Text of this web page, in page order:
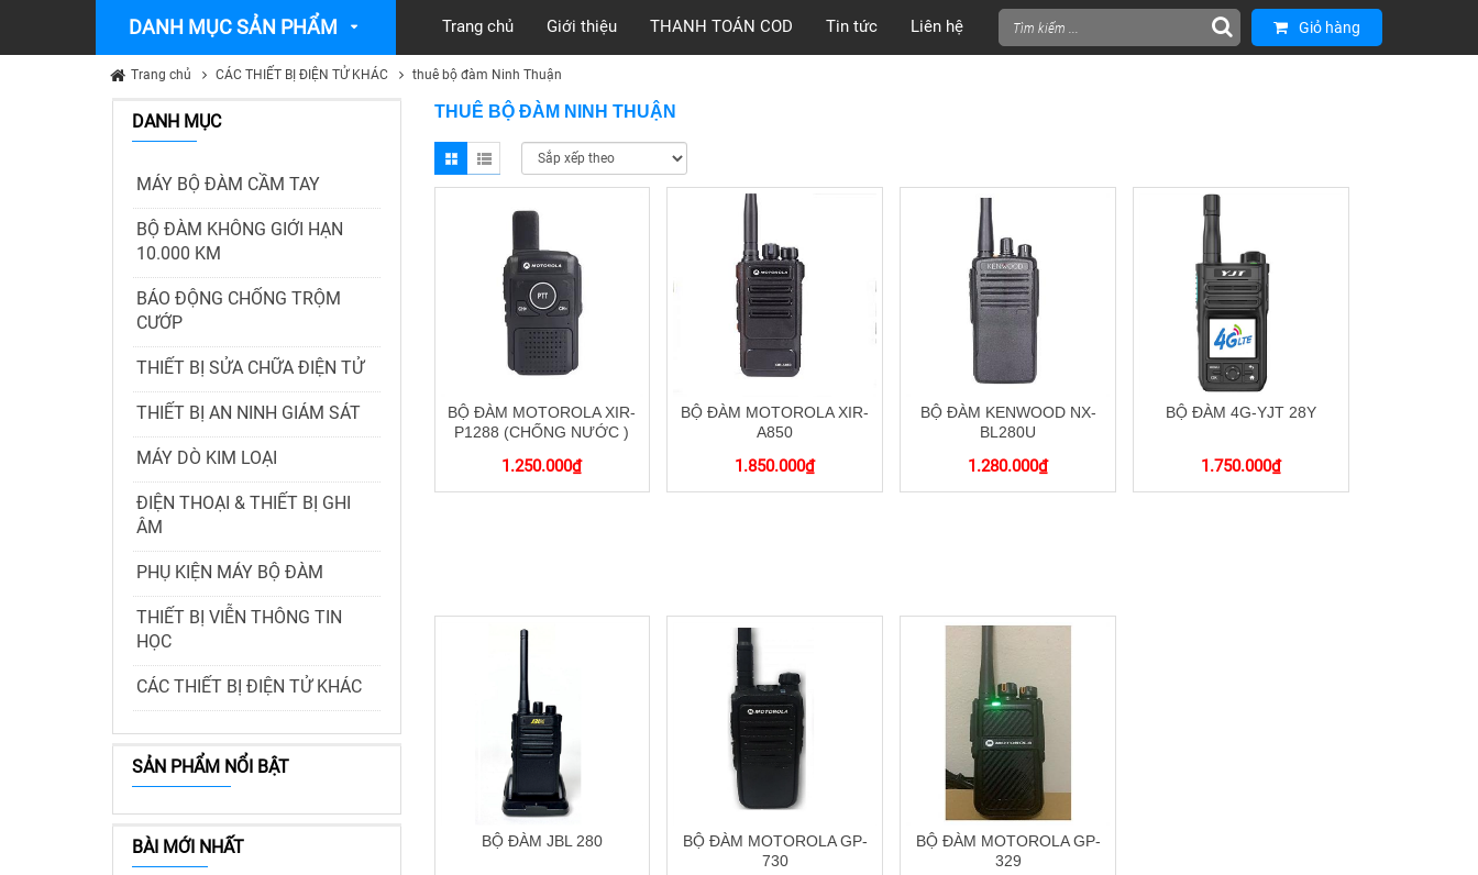
DANH MỤC SẢN PHẨM Trang chủ Giới thiệu THANH TOÁN COD Tin tức Liên hệ Giỏ hàng
Trang chủ CÁC THIẾT BỊ ĐIỆN TỬ KHÁC thuê bộ đàm Ninh Thuận
DANH MỤC
MÁY BỘ ĐÀM CẦM TAY
BỘ ĐÀM KHÔNG GIỚI HẠN
10.000 KM
BÁO ĐỘNG CHỐNG TRỘM
CƯỚP
THIẾT BỊ SỬA CHỮA ĐIỆN TỬ
THIẾT BỊ AN NINH GIÁM SÁT
MÁY DÒ KIM LOẠI
ĐIỆN THOẠI & THIẾT BỊ GHI
ÂM
PHỤ KIỆN MÁY BỘ ĐÀM
THIẾT BỊ VIỄN THÔNG TIN
HỌC
CÁC THIẾT BỊ ĐIỆN TỬ KHÁC
SẢN PHẨM NỔI BẬT
BÀI MỚI NHẤT
THUÊ BỘ ĐÀM NINH THUẬN
BỘ ĐÀM MOTOROLA XIR-
P1288 (CHỐNG NƯỚC )
1.250.000₫
BỘ ĐÀM MOTOROLA XIR-
A850
1.850.000₫
BỘ ĐÀM KENWOOD NX-
BL280U
1.280.000₫
BỘ ĐÀM 4G-YJT 28Y
1.750.000₫
BỘ ĐÀM JBL 280
BỘ ĐÀM MOTOROLA GP-
730
BỘ ĐÀM MOTOROLA GP-
329